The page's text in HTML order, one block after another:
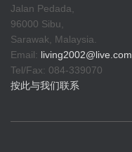
Jalan Pedada,
96000 Sibu,
Sarawak, Malaysia.
Email: living2002@live.com
Tel/Fax: 084-339070
按此与我们联系